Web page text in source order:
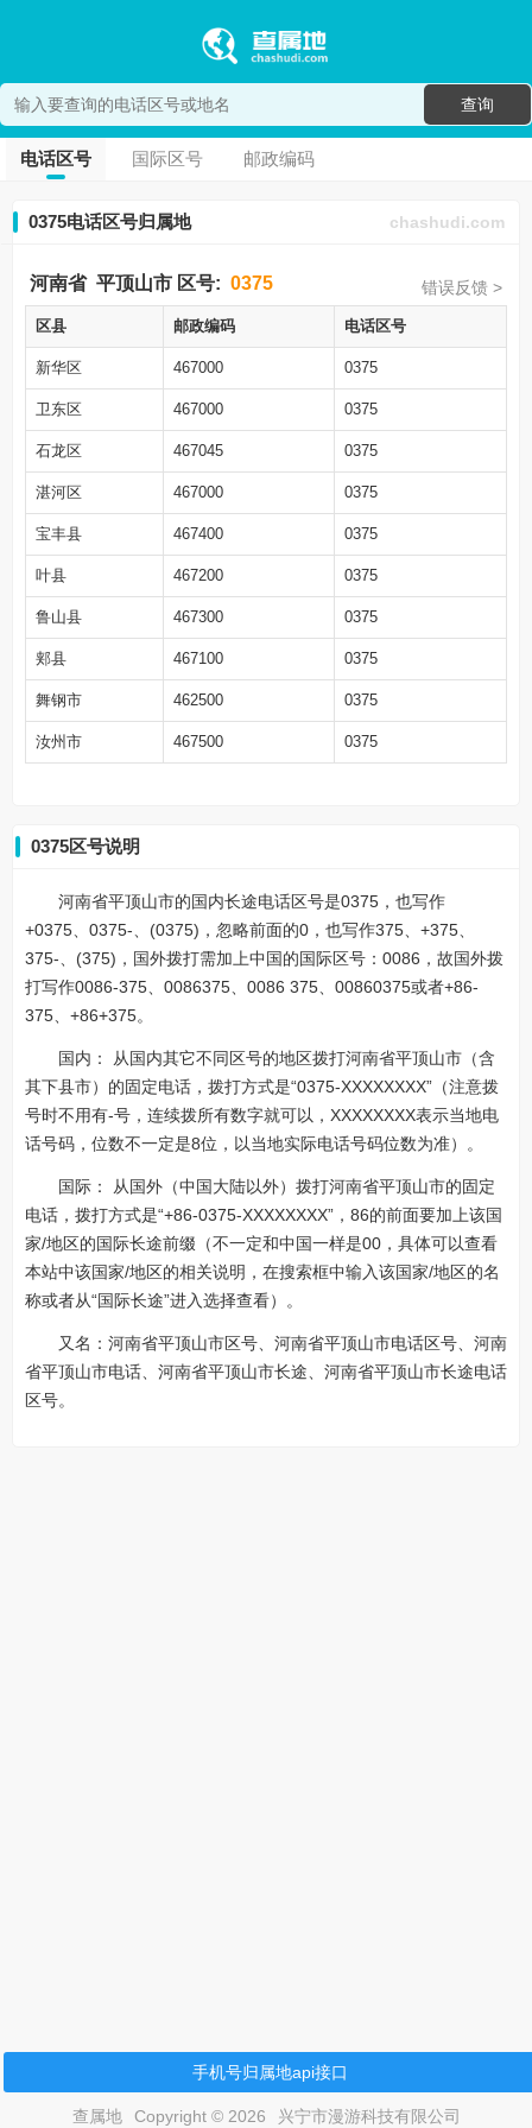
查询
电话区号 国际区号 邮政编码
0375电话区号归属地 chashudi.com
河南省 平顶山市 区号: 0375 错误反馈 >
区县 邮政编码 电话区号
新华区 467000 0375
卫东区 467000 0375
石龙区 467045 0375
湛河区 467000 0375
宝丰县 467400 0375
叶县 467200 0375
鲁山县 467300 0375
郏县 467100 0375
舞钢市 462500 0375
汝州市 467500 0375
0375区号说明
河南省平顶山市的国内长途电话区号是0375，也写作
+0375、0375-、(0375)，忽略前面的0，也写作375、+375、
375-、(375)，国外拨打需加上中国的国际区号：0086，故国外拨
打写作0086-375、0086375、0086 375、00860375或者+86-
375、+86+375。
国内： 从国内其它不同区号的地区拨打河南省平顶山市（含
其下县市）的固定电话，拨打方式是“0375-XXXXXXXX”（注意拨
号时不用有-号，连续拨所有数字就可以，XXXXXXXX表示当地电
话号码，位数不一定是8位，以当地实际电话号码位数为准）。
国际： 从国外（中国大陆以外）拨打河南省平顶山市的固定
电话，拨打方式是“+86-0375-XXXXXXXX”，86的前面要加上该国
家/地区的国际长途前缀（不一定和中国一样是00，具体可以查看
本站中该国家/地区的相关说明，在搜索框中输入该国家/地区的名
称或者从“国际长途”进入选择查看）。
又名：河南省平顶山市区号、河南省平顶山市电话区号、河南
省平顶山市电话、河南省平顶山市长途、河南省平顶山市长途电话
区号。
手机号归属地api接口
查属地 Copyright © 2026 兴宁市漫游科技有限公司